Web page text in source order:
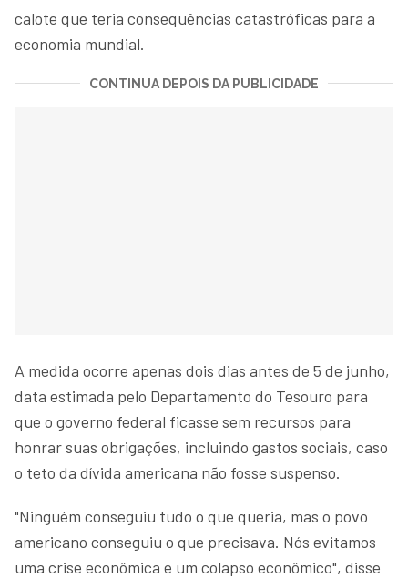
calote que teria consequências catastróficas para a
economia mundial.
CONTINUA DEPOIS DA PUBLICIDADE
A medida ocorre apenas dois dias antes de 5 de junho,
data estimada pelo Departamento do Tesouro para
que o governo federal ficasse sem recursos para
honrar suas obrigações, incluindo gastos sociais, caso
o teto da dívida americana não fosse suspenso.
"Ninguém conseguiu tudo o que queria, mas o povo
americano conseguiu o que precisava. Nós evitamos
uma crise econômica e um colapso econômico", disse